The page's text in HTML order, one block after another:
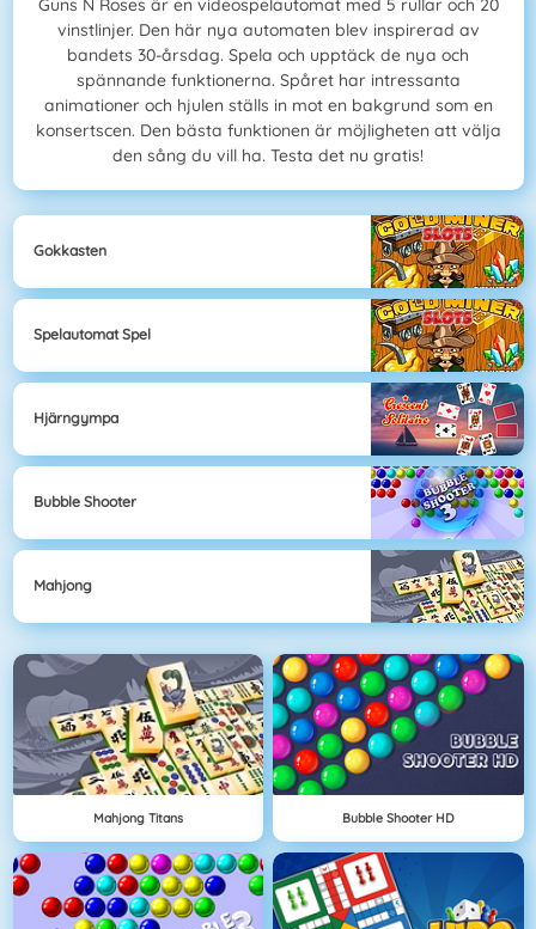
Guns N Roses är en videospelautomat med 5 rullar och 20
vinstlinjer. Den här nya automaten blev inspirerad av
bandets 30-årsdag. Spela och upptäck de nya och
spännande funktionerna. Spåret har intressanta
animationer och hjulen ställs in mot en bakgrund som en
konsertscen. Den bästa funktionen är möjligheten att välja
den sång du vill ha. Testa det nu gratis!
Gokkasten
Spelautomat Spel
Hjärngympa
Bubble Shooter
Mahjong
Mahjong Titans Bubble Shooter HD